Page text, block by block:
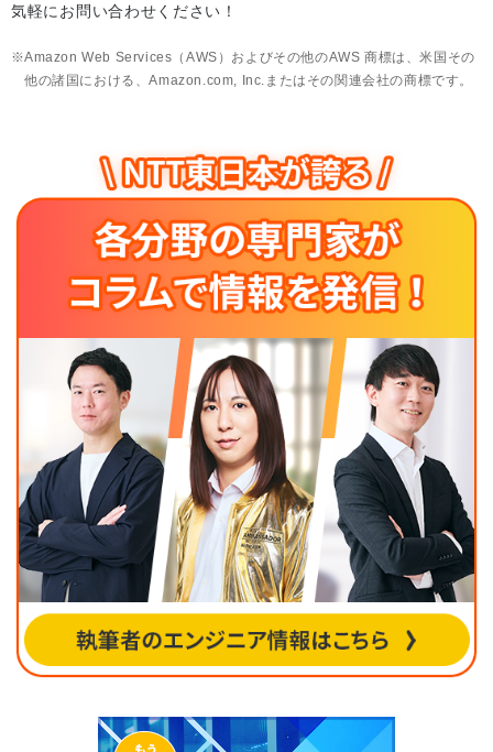
気軽にお問い合わせください！
Amazon Web Services（AWS）およびその他のAWS 商標は、米国その
他の諸国における、Amazon.com, Inc.またはその関連会社の商標です。